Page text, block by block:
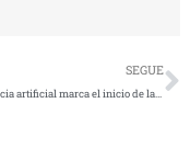
SEGUE